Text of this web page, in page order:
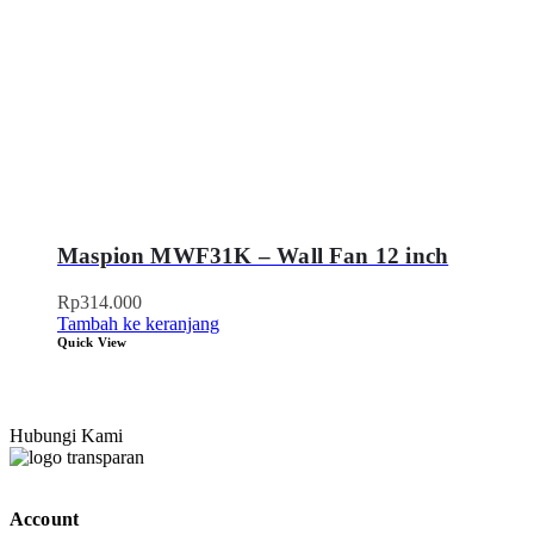
Maspion MWF31K – Wall Fan 12 inch
Rp314.000
Tambah ke keranjang
Quick View
Hubungi Kami
Account